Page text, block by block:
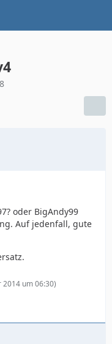
oder BigAndy99
Auf jedenfall, gute
2014 um 06:30)